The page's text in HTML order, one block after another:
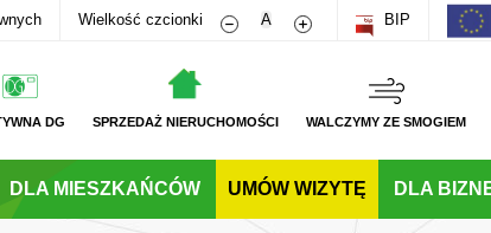
Wielkość czcionki Zmniejsz rozmiar czcionki
A Zwiększ rozmiar czcionki
BIP
DG SPRZEDAŻ NIERUCHOMOŚCI WALCZYMY ZE SMOGIEM
DLA MIESZKAŃCÓW UMÓW WIZYTĘ DLA